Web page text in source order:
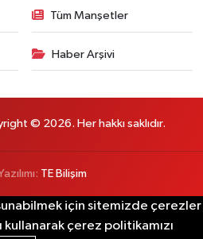
Tüm Manşetler
Haber Arşivi
© 2026. Her hakkı saklıdır.
TE Bilişim
için sitemizde çerezler
kullanarak çerez politikamızı